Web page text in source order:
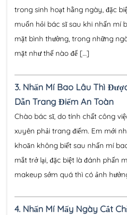
trong sinh hoạt hằng ngày, đặc
muốn hỏi bác sĩ sau khi nhấn mí
mặt bình thường, trong những
mặt như thế nào để […]
3. Nhấn Mí Bao Lâu Thì
Dẫn Trang Điểm An Toàn
Chào bác sĩ, do tính chất công
xuyên phải trang điểm. Em mới
khoăn không biết sau nhấn mí
mắt trở lại, đặc biệt là đánh phấn
makeup sớm quá thì có ảnh
4. Nhấn Mí Mấy Ngày Cắt